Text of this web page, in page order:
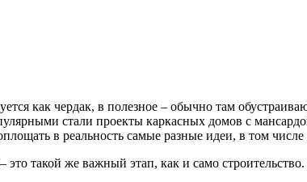
как чердак, в полезное – обычно там
стали проекты каркасных домов с
в реальность самые разные идеи, в том
такой же важный этап, как и само